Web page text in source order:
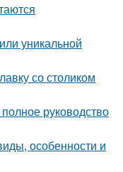
уникальной
со столиком
руководство
особенности и